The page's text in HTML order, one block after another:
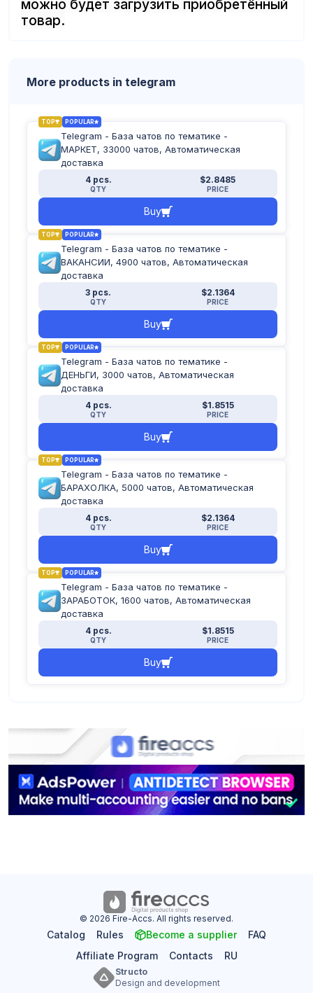
можно будет загрузить приобретённый
товар.
More products in telegram
TOP POPULAR
Telegram - База чатов по тематике -
МАРКЕТ, 33000 чатов, Автоматическая
доставка
4 pcs.
QTY
$2.8485
PRICE
Buy
TOP POPULAR
Telegram - База чатов по тематике -
ВАКАНСИИ, 4900 чатов, Автоматическая
доставка
3 pcs.
QTY
$2.1364
PRICE
Buy
TOP POPULAR
Telegram - База чатов по тематике -
ДЕНЬГИ, 3000 чатов, Автоматическая
доставка
4 pcs.
QTY
$1.8515
PRICE
Buy
TOP POPULAR
Telegram - База чатов по тематике -
БАРАХОЛКА, 5000 чатов, Автоматическая
доставка
4 pcs.
QTY
$2.1364
PRICE
Buy
TOP POPULAR
Telegram - База чатов по тематике -
ЗАРАБОТОК, 1600 чатов, Автоматическая
доставка
4 pcs.
QTY
$1.8515
PRICE
Buy
© 2026 Fire-Accs. All rights reserved.
Catalog Rules Become a supplier
FAQ
Affiliate Program
Contacts RU
Structo
Design and development